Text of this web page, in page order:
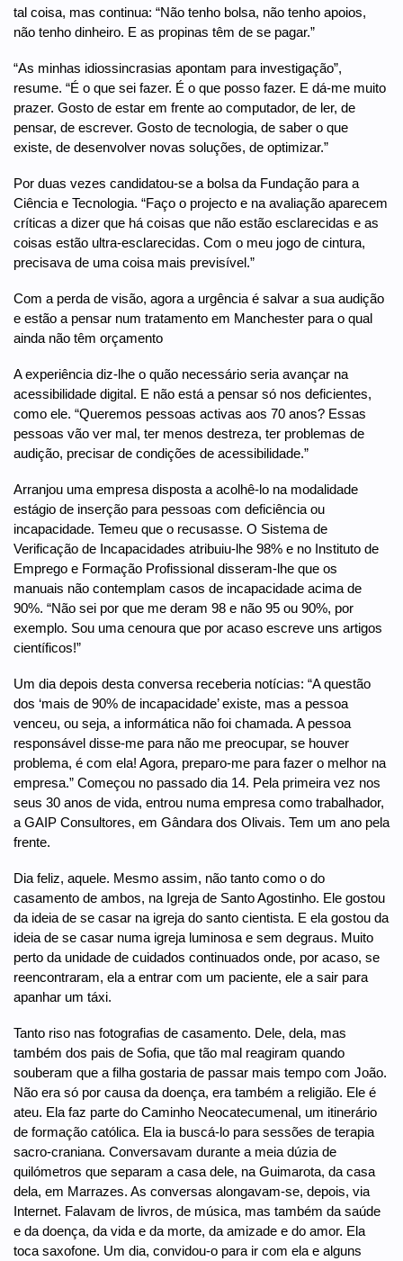
tal coisa, mas continua: “Não tenho bolsa, não tenho apoios,
não tenho dinheiro. E as propinas têm de se pagar.”
“As minhas idiossincrasias apontam para investigação”,
resume. “É o que sei fazer. É o que posso fazer. E dá-me muito
prazer. Gosto de estar em frente ao computador, de ler, de
pensar, de escrever. Gosto de tecnologia, de saber o que
existe, de desenvolver novas soluções, de optimizar.”
Por duas vezes candidatou-se a bolsa da Fundação para a
Ciência e Tecnologia. “Faço o projecto e na avaliação aparecem
críticas a dizer que há coisas que não estão esclarecidas e as
coisas estão ultra-esclarecidas. Com o meu jogo de cintura,
precisava de uma coisa mais previsível.”
Com a perda de visão, agora a urgência é salvar a sua audição
e estão a pensar num tratamento em Manchester para o qual
ainda não têm orçamento
A experiência diz-lhe o quão necessário seria avançar na
acessibilidade digital. E não está a pensar só nos deficientes,
como ele. “Queremos pessoas activas aos 70 anos? Essas
pessoas vão ver mal, ter menos destreza, ter problemas de
audição, precisar de condições de acessibilidade.”
Arranjou uma empresa disposta a acolhê-lo na modalidade
estágio de inserção para pessoas com deficiência ou
incapacidade. Temeu que o recusasse. O Sistema de
Verificação de Incapacidades atribuiu-lhe 98% e no Instituto de
Emprego e Formação Profissional disseram-lhe que os
manuais não contemplam casos de incapacidade acima de
90%. “Não sei por que me deram 98 e não 95 ou 90%, por
exemplo. Sou uma cenoura que por acaso escreve uns artigos
científicos!”
Um dia depois desta conversa receberia notícias: “A questão
dos ‘mais de 90% de incapacidade’ existe, mas a pessoa
venceu, ou seja, a informática não foi chamada. A pessoa
responsável disse-me para não me preocupar, se houver
problema, é com ela! Agora, preparo-me para fazer o melhor na
empresa.” Começou no passado dia 14. Pela primeira vez nos
seus 30 anos de vida, entrou numa empresa como trabalhador,
a GAIP Consultores, em Gândara dos Olivais. Tem um ano pela
frente.
Dia feliz, aquele. Mesmo assim, não tanto como o do
casamento de ambos, na Igreja de Santo Agostinho. Ele gostou
da ideia de se casar na igreja do santo cientista. E ela gostou da
ideia de se casar numa igreja luminosa e sem degraus. Muito
perto da unidade de cuidados continuados onde, por acaso, se
reencontraram, ela a entrar com um paciente, ele a sair para
apanhar um táxi.
Tanto riso nas fotografias de casamento. Dele, dela, mas
também dos pais de Sofia, que tão mal reagiram quando
souberam que a filha gostaria de passar mais tempo com João.
Não era só por causa da doença, era também a religião. Ele é
ateu. Ela faz parte do Caminho Neocatecumenal, um itinerário
de formação católica. Ela ia buscá-lo para sessões de terapia
sacro-craniana. Conversavam durante a meia dúzia de
quilómetros que separam a casa dele, na Guimarota, da casa
dela, em Marrazes. As conversas alongavam-se, depois, via
Internet. Falavam de livros, de música, mas também da saúde
e da doença, da vida e da morte, da amizade e do amor. Ela
toca saxofone. Um dia, convidou-o para ir com ela e alguns